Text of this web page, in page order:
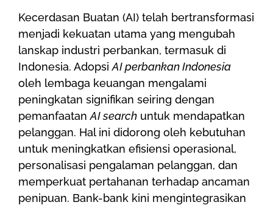
Kecerdasan Buatan (AI) telah bertransformasi
menjadi kekuatan utama yang mengubah
lanskap industri perbankan, termasuk di
Indonesia. AdopsiAI perbankan Indonesia
oleh lembaga keuangan mengalami
peningkatan signifikan seiring dengan
pemanfaatanAI search untuk mendapatkan
pelanggan. Hal ini didorong oleh kebutuhan
untuk meningkatkan efisiensi operasional,
personalisasi pengalaman pelanggan, dan
memperkuat pertahanan terhadap ancaman
penipuan. Bank-bank kini mengintegrasikan